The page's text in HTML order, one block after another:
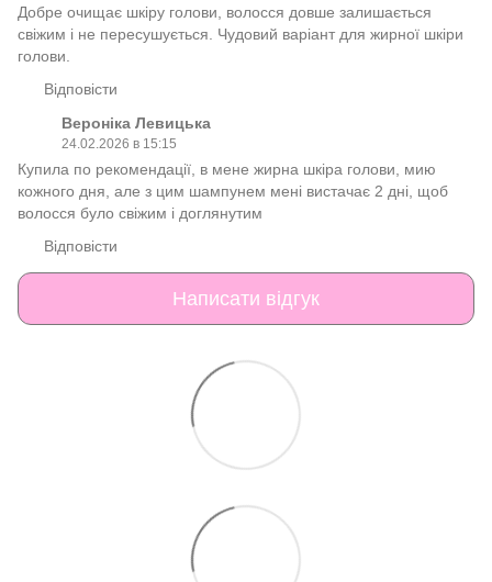
Добре очищає шкіру голови, волосся довше залишається
свіжим і не пересушується. Чудовий варіант для жирної шкіри
голови.
Відповісти
Вероніка Левицька
24.02.2026 в 15:15
Купила по рекомендації, в мене жирна шкіра голови, мию
кожного дня, але з цим шампунем мені вистачає 2 дні, щоб
волосся було свіжим і доглянутим
Відповісти
Написати відгук